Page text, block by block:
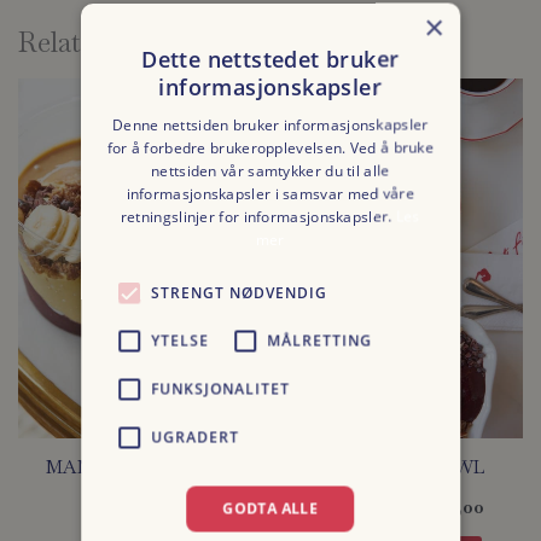
Relaterte produkter
MANGO COYO AÇAÍ
CHIA ACAI BOWL
195,00
til
Dette
har
kan
velges
på
×
Dette nettstedet bruker
informasjonskapsler
Denne nettsiden bruker informasjonskapsler
for å forbedre brukeropplevelsen. Ved å bruke
nettsiden vår samtykker du til alle
informasjonskapsler i samsvar med våre
retningslinjer for informasjonskapsler.
STRENGT NØDVENDIG
YTELSE MÅLRETTING
FUNKSJONALITET
UGRADERT
GODTA ALLE